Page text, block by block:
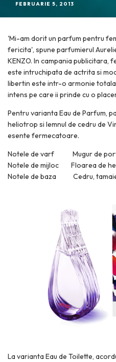
FEBRUARIE 5, 2013
'Mi-am dorit un parfum pentru
fericita', spune parfumierul
KENZO. In campania publicitara,
este intruchipata de actrita si
libertin este intr-o armonie
intens pe care ii prinde cu o
Pentru varianta Eau de Parfum,
heliotrop si lemnul de cedru de
esente fermecatoare.
Notele de varf Mugur de
Notele de mijloc Floarea de
Notele de baza Cedru, tamaie
La varianta Eau de Toilette,